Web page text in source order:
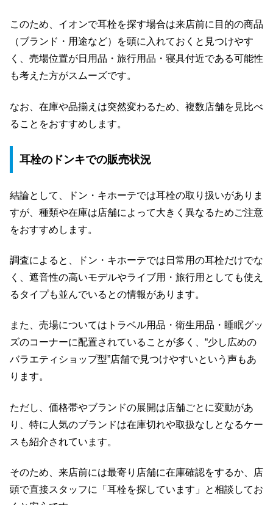
このため、イオンで耳栓を探す場合は来店前に目的の商品
（ブランド・用途など）を頭に入れておくと見つけやす
く、売場位置が日用品・旅行用品・寝具付近である可能性
も考えた方がスムーズです。
なお、在庫や品揃えは突然変わるため、複数店舗を見比べ
ることをおすすめします。
耳栓のドンキでの販売状況
結論として、ドン・キホーテでは耳栓の取り扱いがありま
すが、種類や在庫は店舗によって大きく異なるためご注意
をおすすめします。
調査によると、ドン・キホーテでは日常用の耳栓だけでな
く、遮音性の高いモデルやライブ用・旅行用としても使え
るタイプも並んでいるとの情報があります。
また、売場についてはトラベル用品・衛生用品・睡眠グッ
ズのコーナーに配置されていることが多く、“少し広めの
バラエティショップ型”店舗で見つけやすいという声もあ
ります。
ただし、価格帯やブランドの展開は店舗ごとに変動があ
り、特に人気のブランドは在庫切れや取扱なしとなるケー
スも紹介されています。
そのため、来店前には最寄り店舗に在庫確認をするか、店
頭で直接スタッフに「耳栓を探しています」と相談してお